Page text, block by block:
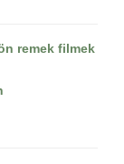
remek filmek